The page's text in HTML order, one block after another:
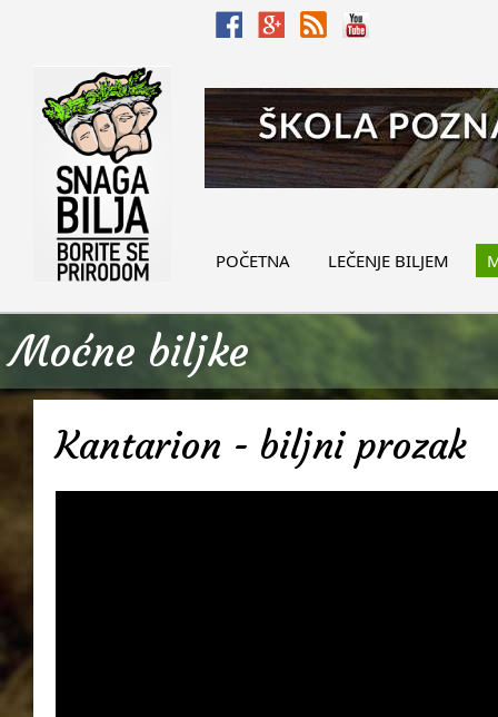
POČETNA LEČENJE BILJEM
Moćne biljke
Kantarion - biljni prozak